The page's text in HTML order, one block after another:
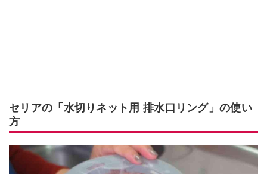
セリアの「水切りネット用 排水口リング」の使い
方